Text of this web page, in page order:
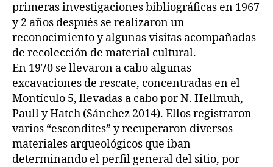
primeras investigaciones bibliográficas en 1967
y 2 años después se realizaron un
reconocimiento y algunas visitas acompañadas
de recolección de material cultural.
En 1970 se llevaron a cabo algunas
excavaciones de rescate, concentradas en el
Montículo 5, llevadas a cabo por N. Hellmuh,
Paull y Hatch (Sánchez 2014). Ellos registraron
varios “escondites” y recuperaron diversos
materiales arqueológicos que iban
determinando el perfil general del sitio, por